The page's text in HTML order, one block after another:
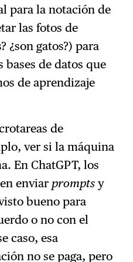
para la notación de
las fotos de
¿son gatos?) para
de datos que
de aprendizaje
de
ver si la máquina
En ChatGPT, los
enviar prompts y
bueno para
o no con el
caso, esa
no se paga, pero